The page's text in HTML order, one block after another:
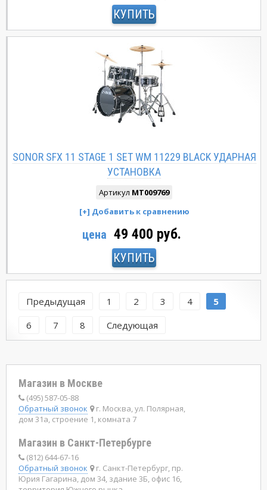
КУПИТЬ
SONOR SFX 11 STAGE 1 SET WM 11229 BLACK УДАРНАЯ
УСТАНОВКА
Артикул MT009769
цена 49 400 руб.
КУПИТЬ
Предыдущая 1 2 3 4
5
6
7 8 Следующая
Магазин в Москве
(495) 587-05-88
Обратный звонок
г. Москва, ул. Полярная,
дом 31а, строение 1, комната 7
Магазин в Санкт-Петербурге
(812) 644-67-16
Обратный звонок
г. Санкт-Петербург, пр.
Юрия Гагарина, дом 34, здание 3Б, офис 16,